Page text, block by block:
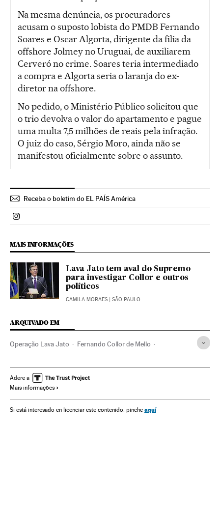
Na mesma denúncia, os procuradores
acusam o suposto lobista do PMDB Fernando
Soares e Oscar Algorta, dirigente da filia da
offshore Jolmey no Uruguai, de auxiliarem
Cerveró no crime. Soares teria intermediado
a compra e Algorta seria o laranja do ex-
diretor na offshore.
No pedido, o Ministério Público solicitou que
o trio devolva o valor do apartamento e pague
uma multa 7,5 milhões de reais pela infração.
O juiz do caso, Sérgio Moro, ainda não se
manifestou oficialmente sobre o assunto.
Receba o boletim do EL PAÍS América
Politica El País Brasil en Instagram
MAIS INFORMAÇÕES
Lava Jato tem aval do Supremo
para investigar Collor e outros
políticos
CAMILA MORAES | SÃO PAULO
ARQUIVADO EM
Operação Lava Jato Fernando Collor de Mello
Subornos Financiamento ilegal
Corrupção Financiamento partidos Brasil
Adere a
Mais informações
Si está interesado en licenciar este contenido, pinche aquí